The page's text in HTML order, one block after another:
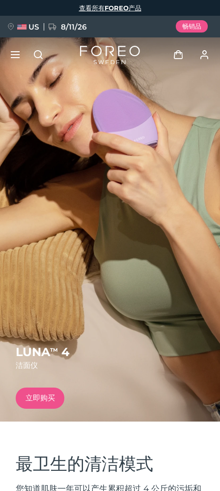
LUNATM4
洁面仪
立即购买
最卫生的清洁模式
您知道肌肤一年可以产生累积超过 4 公斤的污垢和
查看所有FOREO产品
US 8/11/26 畅销品
用户信息
我的设备
我的订单
我的地址
我的订阅
新品
FAQ™ Pure Beauty-Tech Elixir
BREAKING NEWS
issa™ Teeth Whitening Set
FAQ™ Dual LED Panel
热门产品
特别优惠
红光疗法
语言
English Deutsch
Español
Français
Italiano
Português
Svenska
Русский
Türkçe
简体中文 繁體中文
发货国家
美国 预计送达日期 8/11/26
英国 预计送达日期 8/10/26
西班牙 8/10/26
澳大利亚 预计送达日期 8/13/26
法国 预计送达日期
德国 预计送达日期
加拿大 预计送达日期 8/14/26
奥地利 预计送达日期